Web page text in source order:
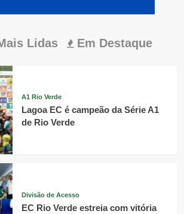
Lidas Em Destaque
A1 Rio Verde
Lagoa EC é campeão da Série A1
de Rio Verde
Divisão de Acesso
EC Rio Verde estreia com vitória